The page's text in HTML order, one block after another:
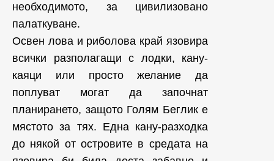
необходимото, за цивилизовано
палаткуване.
Освен лова и риболова край язовира
всички разполагащи с лодки, кану-
каяци или просто желание да
поплуват могат да започнат
планирането, защото Голям Беглик е
мястото за тях. Една кану-разходка
до някой от островите в средата на